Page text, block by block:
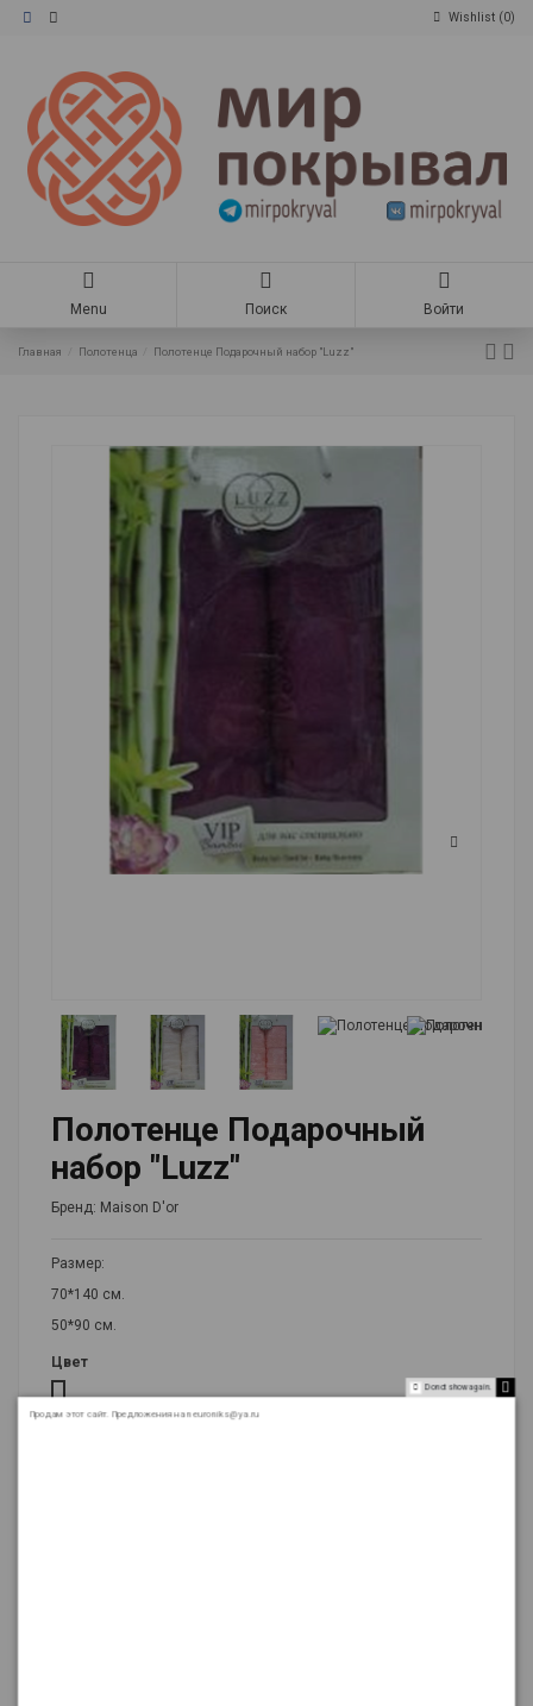
Wishlist (0)
Menu Поиск Войти
Главная Полотенца Полотенце Подарочный набор "Luzz"
Полотенце Подарочный
набор "Luzz"
Бренд: Maison D'or
Размер:
70*140 см.
50*90 см.
Цвет
Do not show again.
Продам этот сайт. Предложения на neuroniks@ya.ru